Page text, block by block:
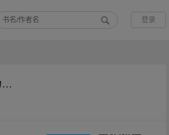
登录
宽松货币之王：美联储如何影响经济周期和市场波动